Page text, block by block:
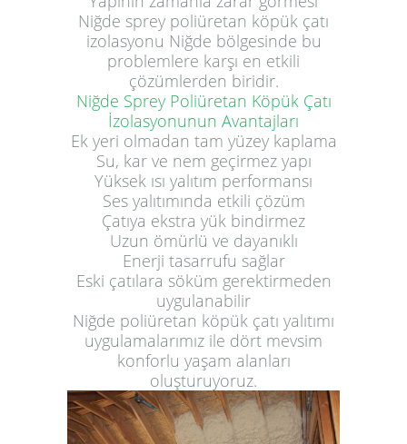
Niğde sprey poliüretan köpük çatı
izolasyonu Niğde bölgesinde bu
problemlere karşı en etkili
çözümlerden biridir.
Niğde Sprey Poliüretan Köpük Çatı
İzolasyonunun Avantajları
Ek yeri olmadan tam yüzey kaplama
Su, kar ve nem geçirmez yapı
Yüksek ısı yalıtım performansı
Ses yalıtımında etkili çözüm
Çatıya ekstra yük bindirmez
Uzun ömürlü ve dayanıklı
Enerji tasarrufu sağlar
Eski çatılara söküm gerektirmeden
uygulanabilir
Niğde poliüretan köpük çatı yalıtımı
uygulamalarımız ile dört mevsim
konforlu yaşam alanları
oluşturuyoruz.